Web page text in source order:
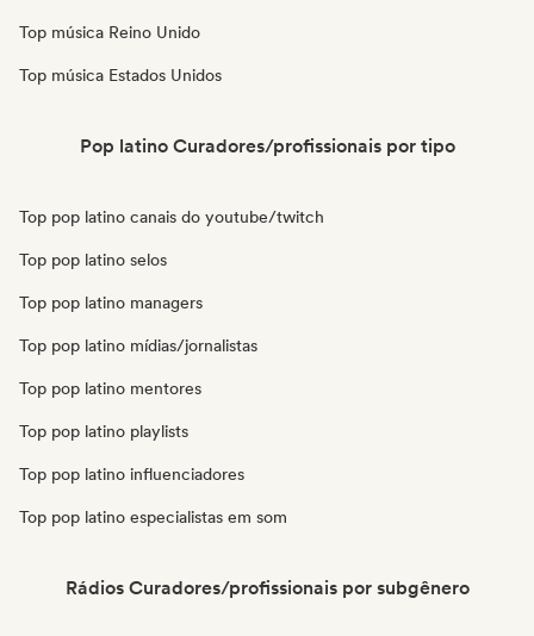
Top música Reino Unido
Top música Estados Unidos
Pop latino Curadores/profissionais por tipo
Top pop latino canais do youtube/twitch
Top pop latino selos
Top pop latino managers
Top pop latino mídias/jornalistas
Top pop latino mentores
Top pop latino playlists
Top pop latino influenciadores
Top pop latino especialistas em som
Rádios Curadores/profissionais por subgênero